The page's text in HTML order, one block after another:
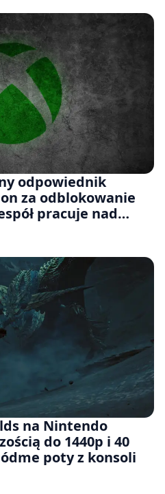
odpowiednik
za odblokowanie
pracuje nad
jeszcze w tym
na Nintendo
do 1440p i 40
poty z konsoli